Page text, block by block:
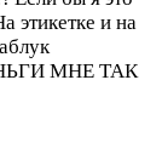
этикетке и на
МНЕ ТАК